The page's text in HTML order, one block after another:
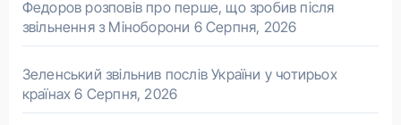
Федоров розповів про перше, що зробив після
звільнення з Міноборони 6 Серпня, 2026
Зеленський звільнив послів України у чотирьох
країнах 6 Серпня, 2026